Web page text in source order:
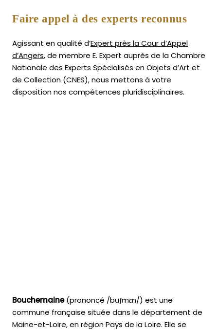
Faire appel à des experts reconnus
Agissant en qualité d’Expert près la Cour d’Appel
d’Angers, de membre E. Expert auprès de laChambre
Nationale des Experts Spécialisés en Objets d’Art et
de Collection (CNES),nous mettons à votre
disposition nos compétences pluridisciplinaires.
Bouchemaine(prononcé /buʃmɛn/) est une
commune française située dans le département de
Maine-et-Loire, en région Pays de la Loire. Elle se